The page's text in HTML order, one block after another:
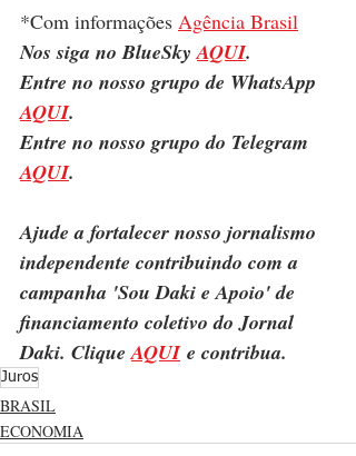
*Com informações Agência Brasil
Nos siga no BlueSky AQUI.
Entre no nosso grupo de WhatsApp
AQUI.
Entre no nosso grupo do Telegram
AQUI.
Ajude a fortalecer nosso jornalismo
independente contribuindo com a
campanha 'Sou Daki e Apoio' de
financiamento coletivo do Jornal
Daki. Clique AQUI e contribua.
Juros
BRASIL
ECONOMIA